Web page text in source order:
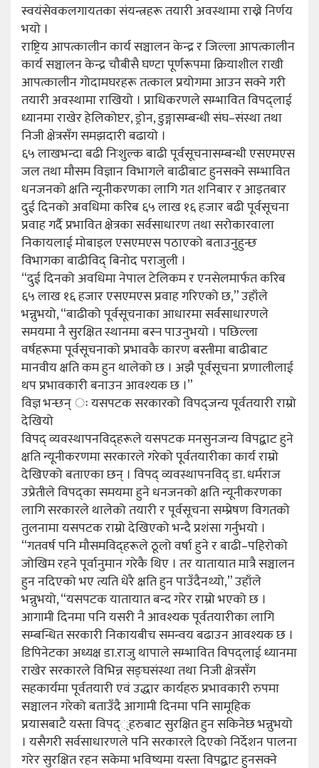
स्वयंसेवकलगायतका संयन्त्रहरू तयारी अवस्थामा राख्ने निर्णय
भयो ।
राष्ट्रिय आपत्कालीन कार्य सञ्चालन केन्द्र र जिल्ला आपत्कालीन
कार्य सञ्चालन केन्द्र चौबीसै घण्टा पूर्णरूपमा क्रियाशील राखी
आपत्कालीन गोदामघरहरू तत्काल प्रयोगमा आउन सक्ने गरी
तयारी अवस्थामा राखियो । प्राधिकरणले सम्भावित विपद्लाई
ध्यानमा राखेर हेलिकोप्टर, ड्रोन, डुङ्गासम्बन्धी संघ–संस्था तथा
निजी क्षेत्रसँग समझदारी बढायो ।
६५ लाखभन्दा बढी निःशुल्क बाढी पूर्वसूचनासम्बन्धी एसएमएस
जल तथा मौसम विज्ञान विभागले बाढीबाट हुनसक्ने सम्भावित
धनजनको क्षति न्यूनीकरणका लागि गत शनिबार र आइतबार
दुई दिनको अवधिमा करिब ६५ लाख १६ हजार बढी पूर्वसूचना
प्रवाह गर्दै प्रभावित क्षेत्रका सर्वसाधारण तथा सरोकारवाला
निकायलाई मोबाइल एसएमएस पठाएको बताउनुहुन्छ
विभागका बाढीविद् बिनोद पराजुली ।
“दुई दिनको अवधिमा नेपाल टेलिकम र एनसेलमार्फत करिब
६५ लाख १६ हजार एसएमएस प्रवाह गरिएको छ,” उहाँले
भन्नुभयो, “बाढीको पूर्वसूचनाका आधारमा सर्वसाधारणले
समयमा नै सुरक्षित स्थानमा बस्न पाउनुभयो । पछिल्ला
वर्षहरूमा पूर्वसूचनाको प्रभावकै कारण बस्तीमा बाढीबाट
मानवीय क्षति कम हुन थालेको छ । अझै पूर्वसूचना प्रणालीलाई
थप प्रभावकारी बनाउन आवश्यक छ ।”
विज्ञ भन्छन् ः यसपटक सरकारको विपद्जन्य पूर्वतयारी राम्रो
देखियो
विपद् व्यवस्थापनविद्हरूले यसपटक मनसुनजन्य विपद्बाट हुने
क्षति न्यूनीकरणमा सरकारले गरेको पूर्वतयारीका कार्य राम्रो
देखिएको बताएका छन् । विपद् व्यवस्थापनविद् डा. धर्मराज
उप्रेतीले विपद्का समयमा हुने धनजनको क्षति न्यूनीकरणका
लागि सरकारले थालेको तयारी र पूर्वसूचना सम्प्रेषण विगतको
तुलनामा यसपटक राम्रो देखिएको भन्दै प्रशंसा गर्नुभयो ।
“गतवर्ष पनि मौसमविद्हरूले ठूलो वर्षा हुने र बाढी–पहिरोको
जोखिम रहने पूर्वानुमान गरेकै थिए । तर यातायात मात्रै सञ्चालन
हुन नदिएको भए त्यति धेरै क्षति हुन पाउँदैनथ्यो,” उहाँले
भन्नुभयो, “यसपटक यातायात बन्द गरेर राम्रो भएको छ ।
आगामी दिनमा पनि यसरी नै आवश्यक पूर्वतयारीका लागि
सम्बन्धित सरकारी निकायबीच समन्वय बढाउन आवश्यक छ ।
डिपिनेटका अध्यक्ष डा.राजु थापाले सम्भावित विपद्लाई ध्यानमा
राखेर सरकारले विभिन्न सङ्घसंस्था तथा निजी क्षेत्रसँग
सहकार्यमा पूर्वतयारी एवं उद्धार कार्यहरु प्रभावकारी रुपमा
सञ्चालन गरेको बताउँदै आगामी दिनमा पनि सामूहिक
प्रयासबाटै यस्ता विपद््हरुबाट सुरक्षित हुन सकिनेछ भन्नुभयो
। यसैगरी सर्वसाधारणले पनि सरकारले दिएको निर्देशन पालना
गरेर सुरक्षित रहन सकेमा भविष्यमा यस्ता विपद्बाट हुनसक्ने